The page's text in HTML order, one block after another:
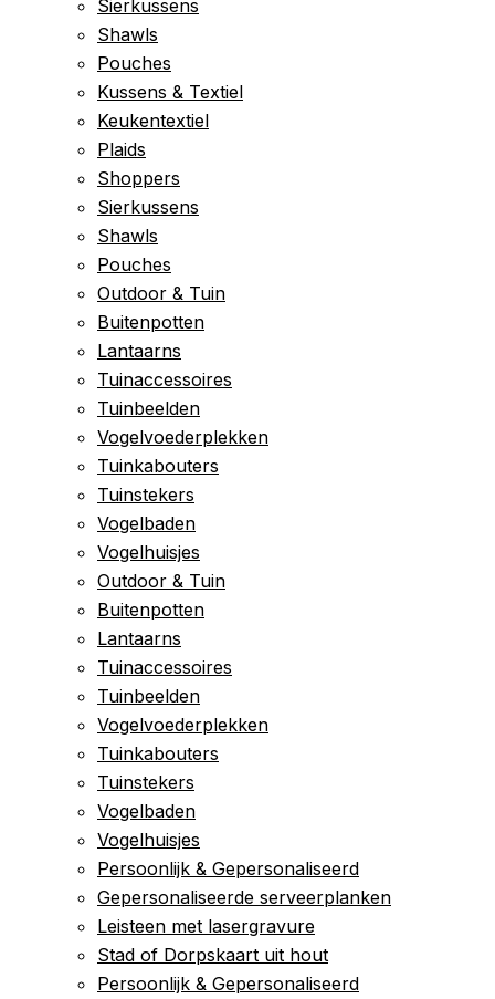
Sierkussens
Shawls
Pouches
Kussens & Textiel
Keukentextiel
Plaids
Shoppers
Sierkussens
Shawls
Pouches
Outdoor & Tuin
Buitenpotten
Lantaarns
Tuinaccessoires
Tuinbeelden
Vogelvoederplekken
Tuinkabouters
Tuinstekers
Vogelbaden
Vogelhuisjes
Outdoor & Tuin
Buitenpotten
Lantaarns
Tuinaccessoires
Tuinbeelden
Vogelvoederplekken
Tuinkabouters
Tuinstekers
Vogelbaden
Vogelhuisjes
Persoonlijk & Gepersonaliseerd
Gepersonaliseerde serveerplanken
Leisteen met lasergravure
Stad of Dorpskaart uit hout
Persoonlijk & Gepersonaliseerd